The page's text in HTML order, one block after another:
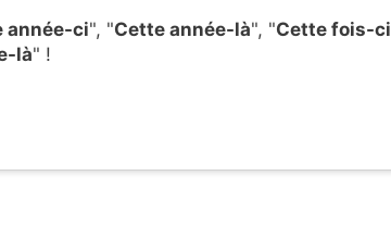
année-ci", "Cette année-là", "Cette fois-ci
là" !